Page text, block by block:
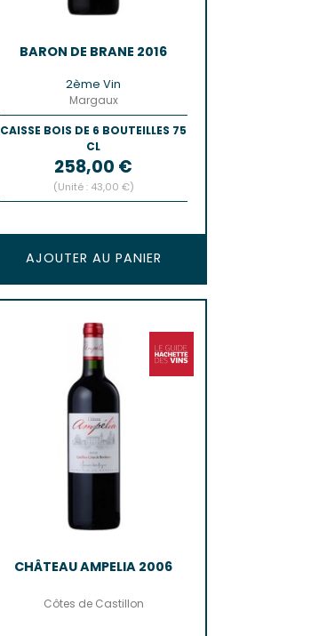
BARON DE BRANE 2016
2ème Vin
Margaux
CAISSE BOIS DE 6 BOUTEILLES 75
CL
Prix
258,00 €
(Unité : 43,00 €)
AJOUTER AU PANIER
CHÂTEAU AMPELIA 2006
Côtes de Castillon